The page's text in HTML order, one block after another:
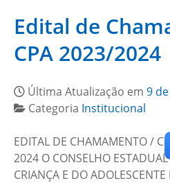
Edital de
CPA 2023/2024
Última Atualização em 9
Categoria Institucional
EDITAL DE CHAMAMENTO /
2024 O CONSELHO
CRIANÇA E DO